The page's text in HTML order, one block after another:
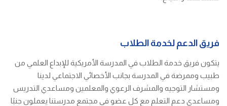
فريق الدعم لخدمة الطلاب
يتكون فريق خدمة الطلاب في المدرسة الأمريكية للإبداع العلمي من
طبيب وممرضة في المدرسة بجانب الأخصائي الاجتماعي لدينا
ومستشار التوجيه والمشرف الرعوي والمعلمين ومساعدي التدريس
ومساعدي دعم التعلم مع كل عضو في مجتمع مدرستنا يعملون جنبًا